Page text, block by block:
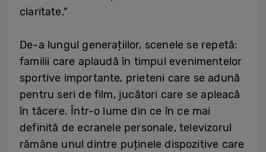
claritate.”
De-a lungul generațiilor, scenele se repetă:
familii care aplaudă în timpul evenimentelor
sportive importante, prieteni care se adună
pentru seri de film, jucători care se apleacă
în tăcere. Într-o lume din ce în ce mai
definită de ecranele personale, televizorul
rămâne unul dintre puținele dispozitive care